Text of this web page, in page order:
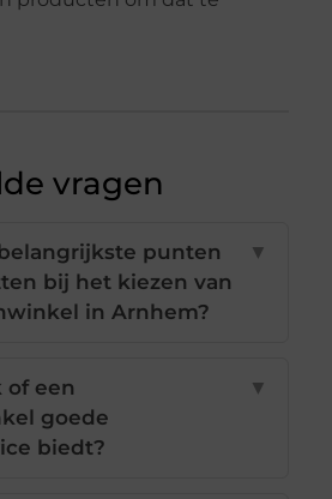
vragen
punten
bij het kiezen van
in Arnhem?
▼
of een
goede
biedt?
▼